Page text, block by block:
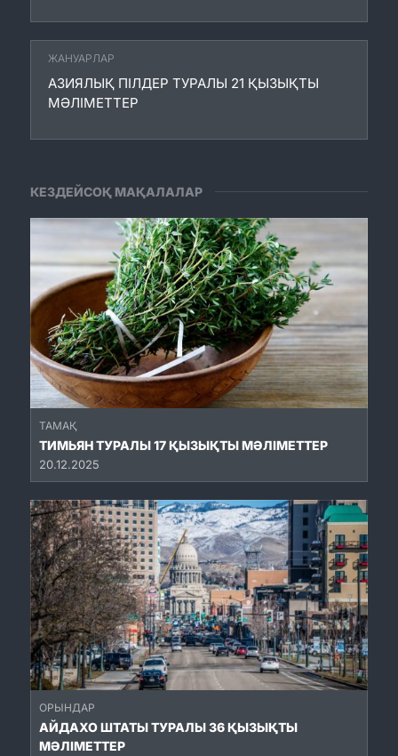
ЖАНУАРЛАР
АЗИЯЛЫҚ ПІЛДЕР ТУРАЛЫ 21 ҚЫЗЫҚТЫ
МӘЛІМЕТТЕР
КЕЗДЕЙСОҚ МАҚАЛАЛАР
ТАМАҚ
ТИМЬЯН ТУРАЛЫ 17 ҚЫЗЫҚТЫ МӘЛІМЕТТЕР
20.12.2025
ОРЫНДАР
АЙДАХО ШТАТЫ ТУРАЛЫ 36 ҚЫЗЫҚТЫ
МӘЛІМЕТТЕР